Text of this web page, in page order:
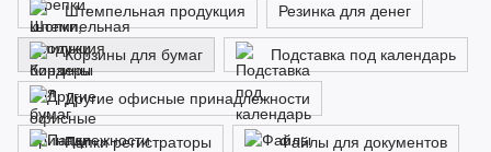
Штемпельная продукция Резинка для денег
Корзины для бумаг Подставка под календарь
Другие офисные принадлежности
Папки регистраторы Файлы для документов